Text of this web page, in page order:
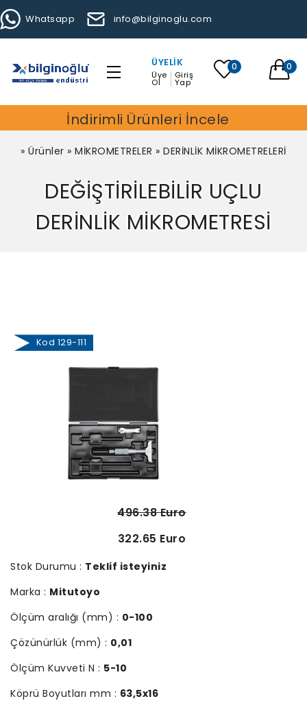
Whatsapp info@bilginoglu.com
ÜYELIK
Üye
Ol
Giriş
Yap
0 0
İndirimli Ürünleri İncele
»Ürünler »MİKROMETRELER »DERİNLİK MİKROMETRELERİ
DEĞİŞTİRİLEBİLİR UÇLU
DERİNLİK MİKROMETRESİ
Kod 129-111
496.38 Euro
322.65 Euro
Stok Durumu : Teklif isteyiniz
Marka : Mitutoyo
Ölçüm aralığı (mm) : 0-100
Çözünürlük (mm) : 0,01
Ölçüm Kuvveti N : 5-10
Köprü Boyutları mm : 63,5x16